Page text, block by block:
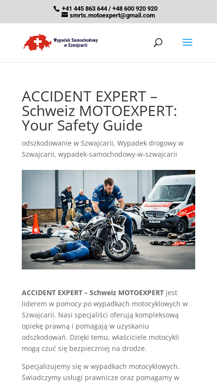
+41 445 863 644 / +48 600 920 920
smrts.motoexpert@gmail.com
ACCIDENT EXPERT –
Schweiz MOTOEXPERT:
Your Safety Guide
odszkodowanie w Szwajcarii, Wypadek drogowy w
Szwajcarii, wypadek-samochodowy-w-szwajcarii
ACCIDENT EXPERT – Schweiz MOTOEXPERTjest
liderem w pomocy po wypadkach motocyklowych w
Szwajcarii. Nasi specjaliści oferują kompleksową
opiekę prawną i pomagają w uzyskaniu
odszkodowań. Dzięki temu, właściciele motocykli
mogą czuć się bezpieczniej na drodze.
Specjalizujemy się w wypadkach motocyklowych.
Świadczymy usługi prawnicze oraz pomagamy w